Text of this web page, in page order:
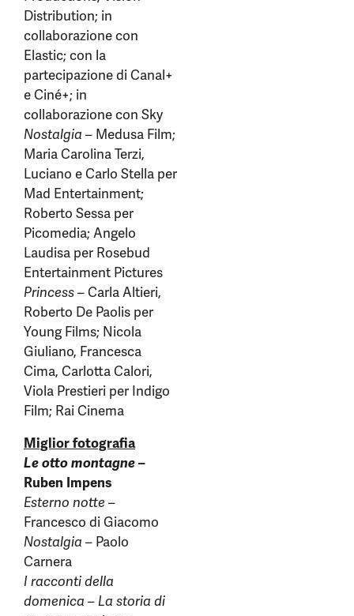
Distribution; in
collaborazione con
Elastic; con la
partecipazione di Canal+
e Ciné+; in
collaborazione con Sky
Nostalgia – Medusa Film;
Maria Carolina Terzi,
Luciano e Carlo Stella per
Mad Entertainment;
Roberto Sessa per
Picomedia; Angelo
Laudisa per Rosebud
Entertainment Pictures
Princess– Carla Altieri,
Roberto De Paolis per
Young Films; Nicola
Giuliano, Francesca
Cima, Carlotta Calori,
Viola Prestieri per Indigo
Film; Rai Cinema
Miglior fotografia
Le otto montagne–
Ruben Impens
Esterno notte –
Francesco di Giacomo
Nostalgia – Paolo
Carnera
I racconti della
domenica – La storia di